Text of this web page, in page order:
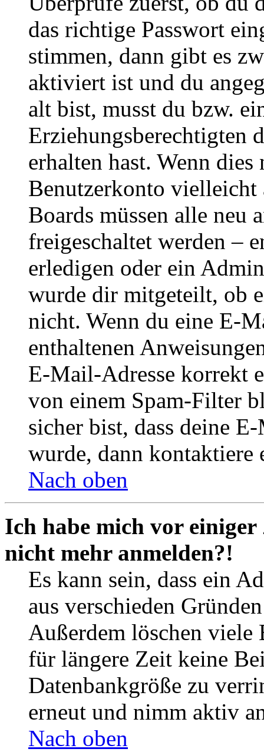
das richtige Passwort
stimmen, dann gibt es
aktiviert ist und du
alt bist, musst du bzw.
Erziehungsberechtigten
erhalten hast. Wenn
Benutzerkonto
Boards müssen alle neu
freigeschaltet werden –
erledigen oder ein
wurde dir mitgeteilt, ob
nicht. Wenn du eine E-
enthaltenen
E-Mail-Adresse korrekt
von einem Spam-Filter
sicher bist, dass deine
wurde, dann kontaktiere
Nach oben
Ich habe mich vor
nicht mehr anmelden?!
Es kann sein, dass ein
aus verschieden
Außerdem löschen viele
für längere Zeit keine
Datenbankgröße zu
erneut und nimm aktiv
Nach oben